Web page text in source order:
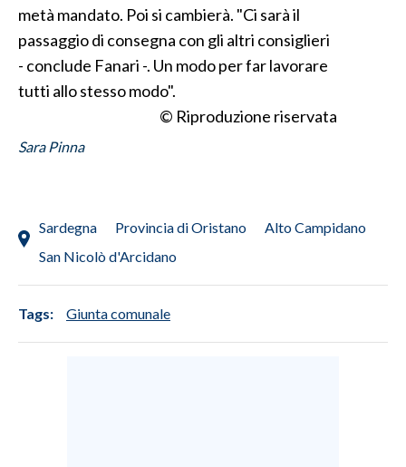
SPIAGGE
STORE
metà mandato. Poi si cambierà. "Ci sarà il
passaggio di consegna con gli altri consiglieri
- conclude Fanari -. Un modo per far lavorare
tutti allo stesso modo".
© Riproduzione riservata
Sara Pinna
Sardegna Provincia di Oristano
Alto Campidano
San Nicolò d'Arcidano
Tags: Giunta comunale